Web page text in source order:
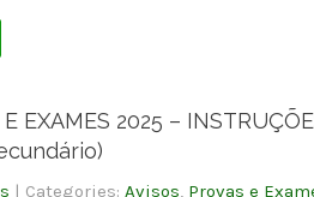
EXAMES 2025 –
| Categories: Avisos, Provas e